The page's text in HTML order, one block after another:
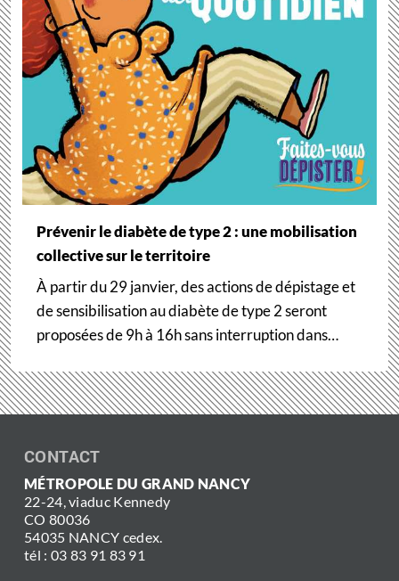
Prévenir le diabète de type 2 : une mobilisation
collective sur le territoire
À partir du 29 janvier, des actions de dépistage et
de sensibilisation au diabète de type 2 seront
proposées de 9h à 16h sans interruption dans…
CONTACT
MÉTROPOLE DU GRAND NANCY
22-24, viaduc Kennedy
CO 80036
54035 NANCY cedex.
tél : 03 83 91 83 91